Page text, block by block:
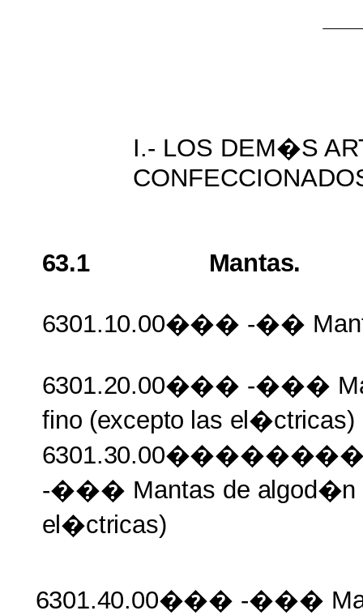
I.- LOS DEM�S
63.1 Mantas.
6301.10.00��� -��
6301.20.00��� -���
fino (excepto las el�ctricas)
-��� Mantas de algod�n
el�ctricas)
6301.40.00��� -���